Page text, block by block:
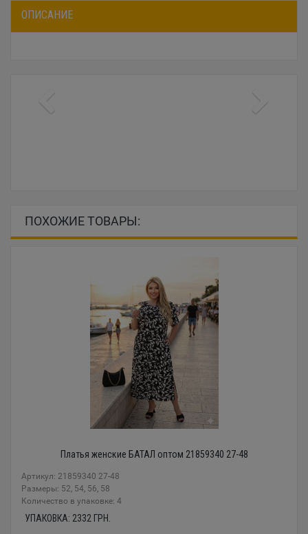
ОПИСАНИЕ
ПОХОЖИЕ ТОВАРЫ:
Платья женские БАТАЛ оптом 21859340 27-48
Артикул: 21859340 27-48
Размеры: 52, 54, 56, 58
Количество в упаковке: 4
УПАКОВКА: 2332 ГРН.